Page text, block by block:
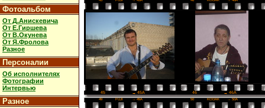
Фотоальбом
От Д.Анискевича
От Е.Гиршева
От В.Окунева
От Я.Фролова
Разное
Персоналии
Об исполнителях
Фотографии
Интервью
Разное
45 → 45A 46 → 46A
49 FUJI → 49A 50 KODAK → 50A